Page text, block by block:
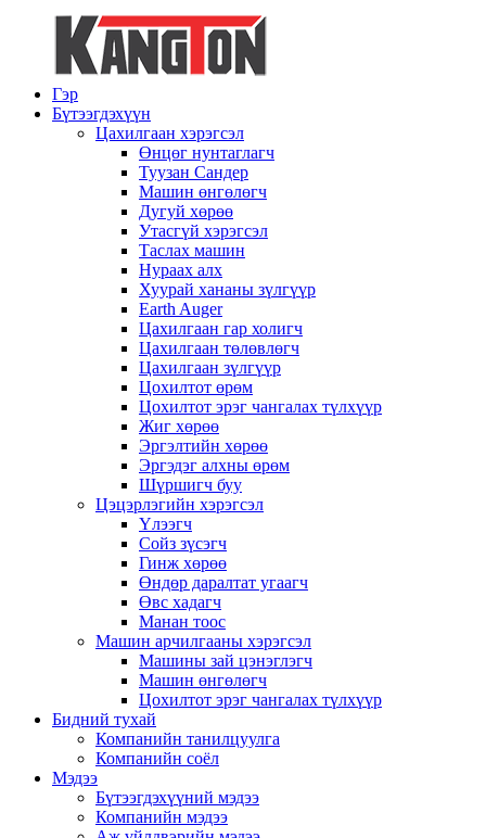
Гэр
Бүтээгдэхүүн
Цахилгаан хэрэгсэл
Өнцөг нунтаглагч
Туузан Сандер
Машин өнгөлөгч
Дугуй хөрөө
Утасгүй хэрэгсэл
Таслах машин
Нураах алх
Хуурай хананы зүлгүүр
Earth Auger
Цахилгаан гар холигч
Цахилгаан төлөвлөгч
Цахилгаан зүлгүүр
Цохилтот өрөм
Цохилтот эрэг чангалах түлхүүр
Жиг хөрөө
Эргэлтийн хөрөө
Эргэдэг алхны өрөм
Шүршигч буу
Цэцэрлэгийн хэрэгсэл
Үлээгч
Сойз зүсэгч
Гинж хөрөө
Өндөр даралтат угаагч
Өвс хадагч
Манан тоос
Машин арчилгааны хэрэгсэл
Машины зай цэнэглэгч
Машин өнгөлөгч
Цохилтот эрэг чангалах түлхүүр
Бидний тухай
Компанийн танилцуулга
Компанийн соёл
Мэдээ
Бүтээгдэхүүний мэдээ
Компанийн мэдээ